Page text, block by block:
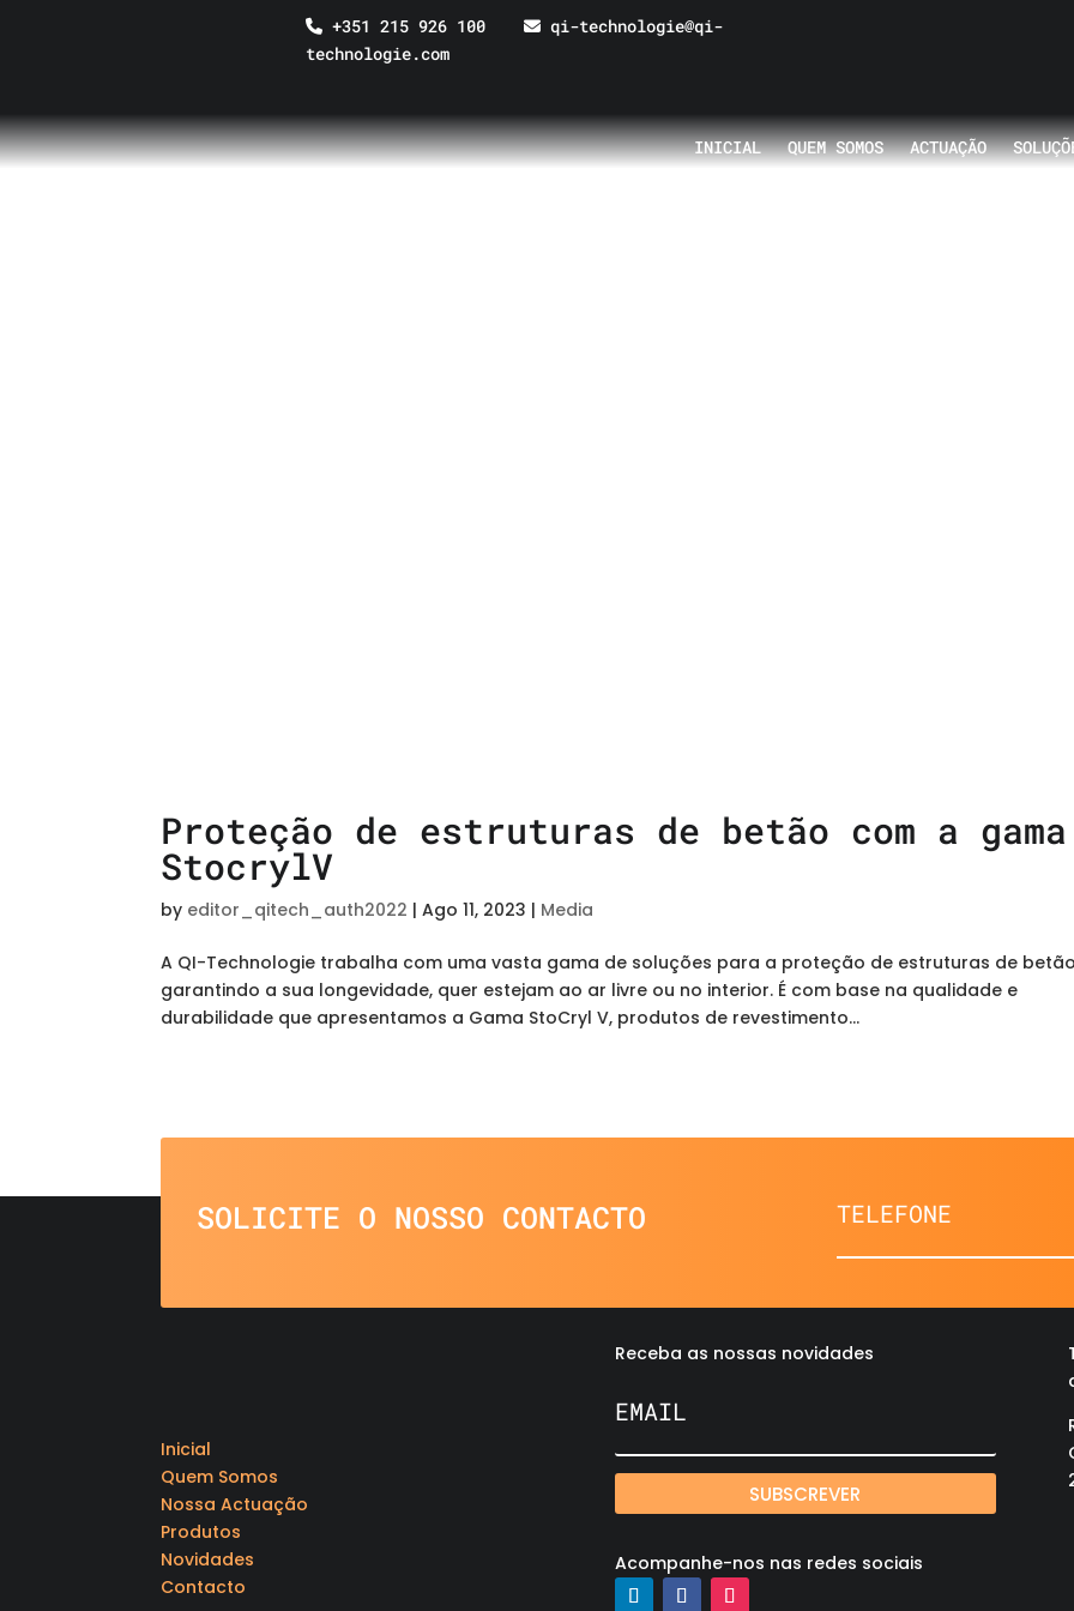
+351 215 926 100
qi-technologie@qi-
technologie.com
INICIAL QUEM SOMOS ACTUAÇÃO
Proteção de estruturas de betão com a gama
StocrylV
by editor_qitech_auth2022 |Ago 11, 2023 | Media
A QI-Technologie trabalha com uma vasta gama de soluções para a proteção de estruturas de
garantindo a sua longevidade, quer estejam ao ar livre ou no interior. É com base na qualidade e
durabilidade que apresentamos a Gama StoCryl V, produtos de revestimento...
SOLICITE O NOSSO CONTACTO
Inicial
Quem Somos
Nossa Actuação
Produtos
Novidades
Contacto
Receba as nossas novidades
SUBSCREVER
Acompanhe-nos nas redes sociais